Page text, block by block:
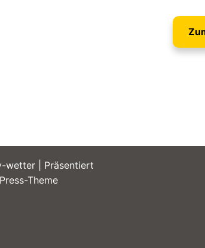
| Präsentiert
Theme